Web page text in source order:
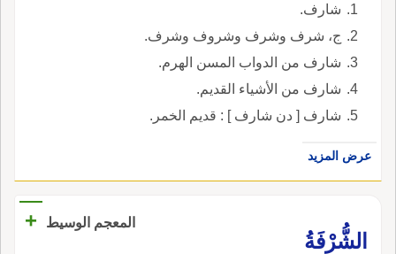
شارف.
ج، شرف وشرف وشروف وشرف.
شارف من الدواب المسن الهرم.
شارف من الأشياء القديم.
شارف [ دن شارف ] : قديم الخمر.
عرض المزيد
المعجم الوسيط
+
الشُّرْفَةُ